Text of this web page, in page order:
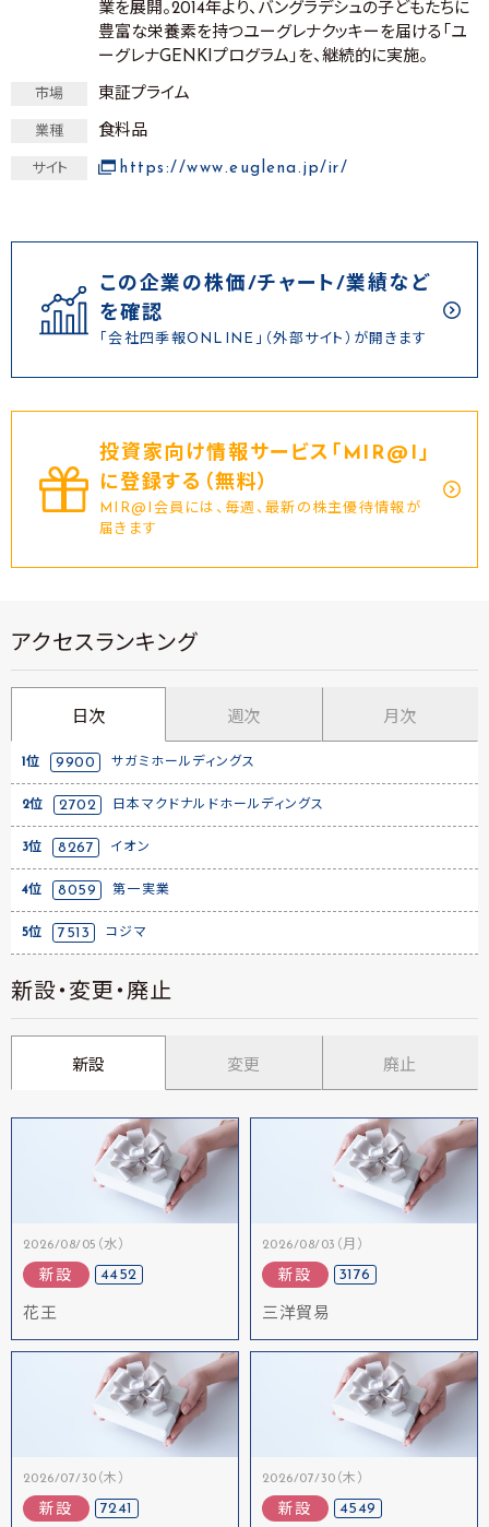
業を展開。2014年より、バングラデシュの子どもたちに
豊富な栄養素を持つユーグレナクッキーを届ける「ユ
ーグレナGENKIプログラム」を、継続的に実施。
市場 東証プライム
業種 食料品
サイト https://www.euglena.jp/ir/
この企業の株価/チャート/業績など
を確認
「会社四季報ONLINE」（外部サイト）が開きます
投資家向け情報サービス｢MIR@I｣
に登録する（無料）
MIR@I会員には、毎週、最新の株主優待情報が
届きます
アクセスランキング
日次 週次 月次
1位 9900 サガミホールディングス
2位 2702 日本マクドナルドホールディングス
3位 8267 イオン
4位 8059 第一実業
5位 7513 コジマ
新設・変更・廃止
新設 変更 廃止
2026/08/05（水）
新設 4452
花王
2026/08/03（月）
新設 3176
三洋貿易
2026/07/30（木）
新設 7241
2026/07/30（木）
新設 4549